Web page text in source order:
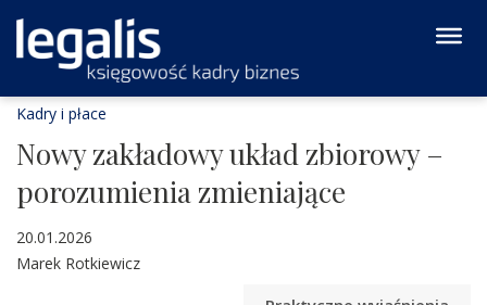
Kadry i płace
Nowy zakładowy układ zbiorowy –
porozumienia zmieniające
20.01.2026
Marek Rotkiewicz